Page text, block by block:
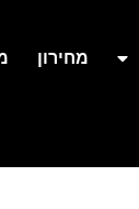
מחירון